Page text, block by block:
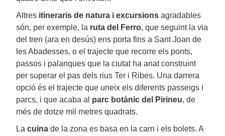
Altres itineraris de natura i excursions agradables
són, per exemple, la ruta del Ferro, que seguint la via
del tren (ara en desús) ens porta fins a Sant Joan de
les Abadesses, o el trajecte que recorre els ponts,
passos i palanques que la ciutat ha anat construint
per superar el pas dels rius Ter i Ribes. Una darrera
opció és el trajecte que uneix els diferents passeigs i
parcs, i que acaba al parc botànic del Pirineu, de
més de dotze mil metres quadrats.
La cuina de la zona es basa en la carn i els bolets. A